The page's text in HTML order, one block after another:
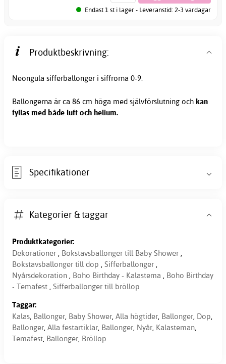
Endast 1 st i lager - Leveranstid: 2-3 vardagar
Produktbeskrivning:
Neongula sifferballonger i siffrorna 0-9.
Ballongerna är ca 86 cm höga med självförslutning och kan
fyllas med både luft och helium.
Specifikationer
Kategorier & taggar
Produktkategorier:
Dekorationer , Bokstavsballonger till Baby Shower ,
Bokstavsballonger till dop , Sifferballonger ,
Nyårsdekoration , Boho Birthday - Kalastema , Boho Birthday
- Temafest , Sifferballonger till bröllop
Taggar:
Kalas, Ballonger, Baby Shower, Alla högtider, Ballonger, Dop,
Ballonger, Alla festartiklar, Ballonger, Nyår, Kalasteman,
Temafest, Ballonger, Bröllop